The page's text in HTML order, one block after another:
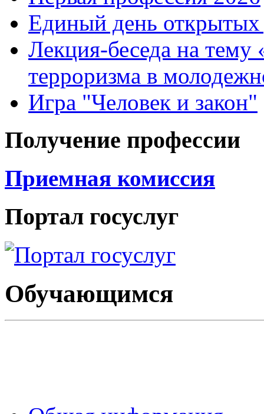
Единый день открытых
Лекция-беседа на тему
терроризма в
Игра "Человек и закон"
Получение профессии
Приемная комиссия
Портал госуслуг
Обучающимся